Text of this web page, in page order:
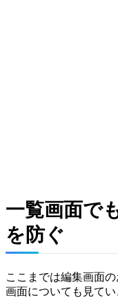
一覧画面で
を防ぐ
ここまでは編集画面
画面についても見て